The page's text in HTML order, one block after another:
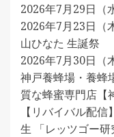
2026年7月29日（
2026年7月23日（
山ひなた 生誕祭
2026年7月30日（
神戸養蜂場・養蜂
質な蜂蜜専門店【
【リバイバル配
生 「レッツゴー